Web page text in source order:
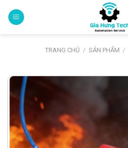
TRANG CHỦ / SẢN PHẨM /